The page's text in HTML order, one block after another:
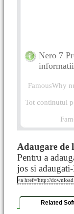
Nero 7
FamousWhy
Tot continutul
Adaugare de
Pentru a
jos si
Related